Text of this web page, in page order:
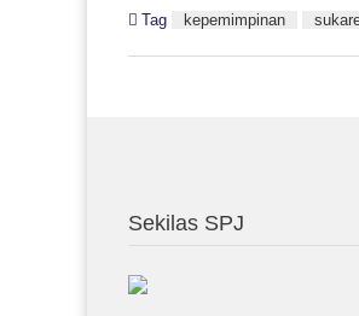
Tag kepemimpinan
Sekilas SPJ